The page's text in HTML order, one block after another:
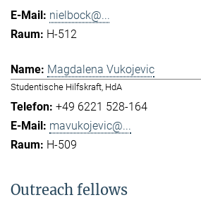
nielbock@...
H-512
Magdalena Vukojevic
Studentische Hilfskraft, HdA
+49 6221 528-164
mavukojevic@...
H-509
Outreach fellows